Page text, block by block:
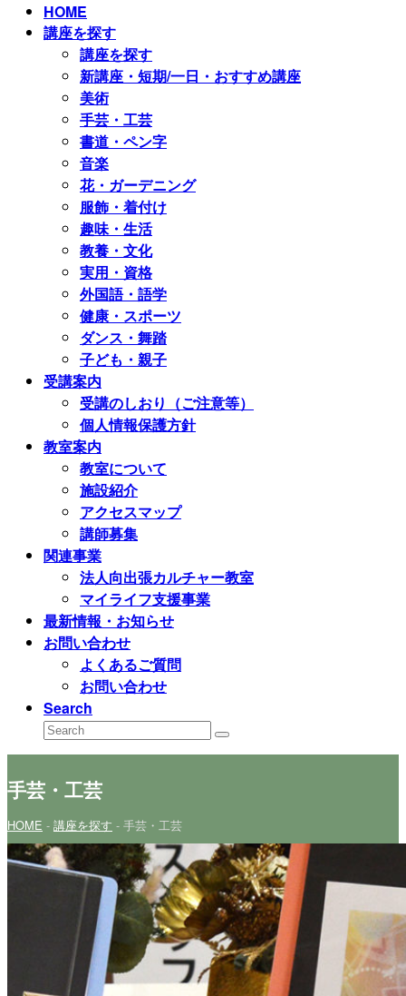
HOME
講座を探す
講座を探す
新講座・短期/一日・おすすめ講座
美術
手芸・工芸
書道・ペン字
音楽
花・ガーデニング
服飾・着付け
趣味・生活
教養・文化
実用・資格
外国語・語学
健康・スポーツ
ダンス・舞踏
子ども・親子
受講案内
受講のしおり（ご注意等）
個人情報保護方針
教室案内
教室について
施設紹介
アクセスマップ
講師募集
関連事業
法人向出張カルチャー教室
マイライフ支援事業
最新情報・お知らせ
お問い合わせ
よくあるご質問
お問い合わせ
Search
Search
Submit
手芸・工芸
HOME - 講座を探す - 手芸・工芸